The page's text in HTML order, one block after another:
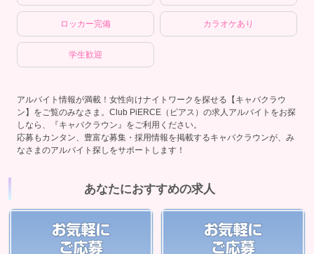
ロッカー完備 カラオケあり
学生歓迎
アルバイト情報が満載！女性向けナイトワークを探せる【キャバクラウ
ン】をご覧のみなさま。Club PiERCE（ピアス）の求人アルバイトをお探
しなら、『キャバクラウン』をご利用ください。
応募もカンタン、豊富な募集・採用情報を掲載するキャバクラウンが、み
なさまのアルバイト探しをサポートします！
あなたにおすすめの求人